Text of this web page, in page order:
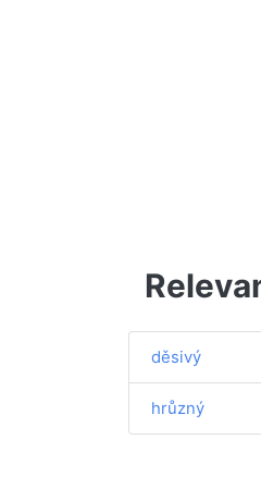
děsivý
hrůzný